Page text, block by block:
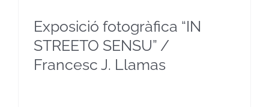
Exposició fotogràfica “IN
STREETO SENSU” /
Francesc J. Llamas